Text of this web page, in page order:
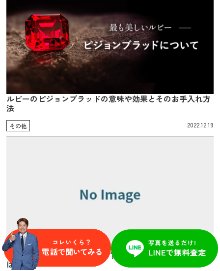
ルビーのピジョンブラッドの意味や効果とそのお手入れ方
法
その他 2022.12.19
ムートンのお手入れ方法とは？日頃のお手入れで寿命は伸
ばせる